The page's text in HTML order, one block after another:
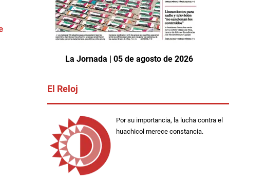
La Jornada | 05 de agosto de 2026
El Reloj
Por su importancia, la lucha contra el
huachicol merece constancia.